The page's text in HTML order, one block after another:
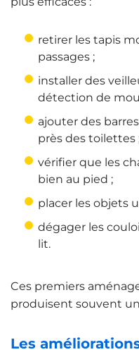
retirer les tapis
passages ;
installer des
détection de
ajouter des
près des toilettes
vérifier que les
bien au pied ;
placer les objets
dégager les
lit.
Ces premiers
produisent souvent
Les